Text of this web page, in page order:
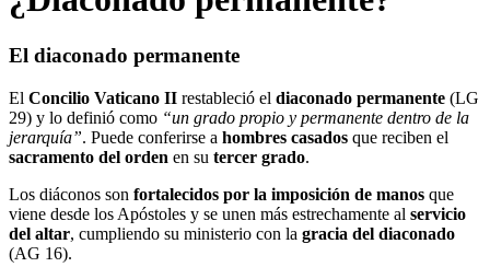
El diaconado permanente
El Concilio Vaticano II restableció el diaconado permanente (LG
29) y lo definió como “un grado propio y permanente dentro de la
jerarquía”. Puede conferirse a hombres casados que reciben el
sacramento del orden en su tercer grado.
Los diáconos son fortalecidos por la imposición de manos que
viene desde los Apóstoles y se unen más estrechamente al servicio
del altar, cumpliendo su ministerio con la gracia del diaconado
(AG 16).